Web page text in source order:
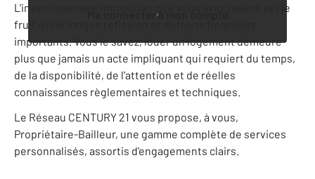
Me connecter à mon compte
L'investissement immobilier que vous avez réalisé est le
fruit d'une longue réflexion et d'efforts financiers
importants. Vous le savez, louer un logement demeure
plus que jamais un acte impliquant qui requiert du temps,
de la disponibilité, de l'attention et de réelles
connaissances règlementaires et techniques.
Le Réseau CENTURY 21 vous propose, à vous,
Propriétaire-Bailleur, une gamme complète de services
personnalisés, assortis d'engagements clairs.